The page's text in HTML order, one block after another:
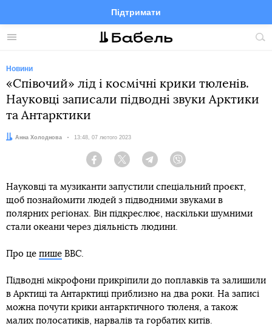
Меню
Підтримати
FacebookTelegramTwitter
Новини
«Співочий» лід і космічні крики тюленів.
Науковці записали підводні звуки Арктики
та Антарктики
Автор:
Анна Холоднова Дата:
13:48, 07 лютого 2023
Facebook Twitter Telegram
Науковці та музиканти запустили спеціальний проєкт,
щоб познайомити людей з підводними звуками в
полярних регіонах. Він підкреслює, наскільки шумними
стали океани через діяльність людини.
Про це пише BBC.
Підводні мікрофони прикріпили до поплавків та залишили
в Арктиці та Антарктиці приблизно на два роки. На записі
можна почути крики антарктичного тюленя, а також
малих полосатиків, нарвалів та горбатих китів.